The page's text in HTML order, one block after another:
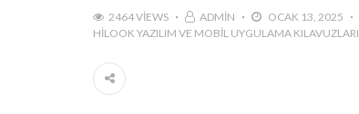
2464 VIEWS ADMIN
OCAK 13, 2025
HILOOK YAZILIM VE MOBIL UYGULAMA KILAVUZLARI